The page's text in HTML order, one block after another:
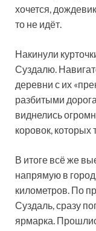
хочется,
то не идёт.
Накинули
Суздалю.
деревни с их
разбитыми
виднелись
коровок, которых
В итоге всё же
напрямую в
километров. По
Суздаль, сразу
ярмарка.